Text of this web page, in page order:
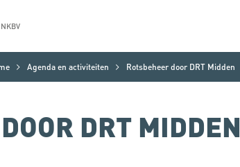
Agenda en activiteiten Rotsbeheer door DRT Midden
DRT MIDDEN